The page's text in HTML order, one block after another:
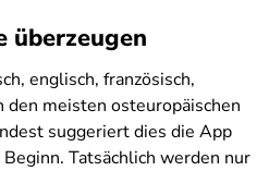
überzeugen
englisch, französisch,
den meisten osteuropäischen
suggeriert dies die App
Tatsächlich werden nur